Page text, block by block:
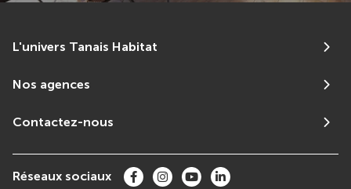
L'univers Tanais Habitat
Nos agences
Contactez-nous
Réseaux sociaux